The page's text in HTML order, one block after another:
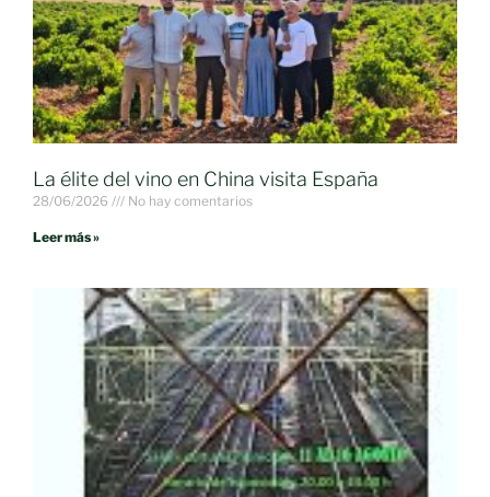
La élite del vino en China visita España
28/06/2026 No hay comentarios
Leer más »